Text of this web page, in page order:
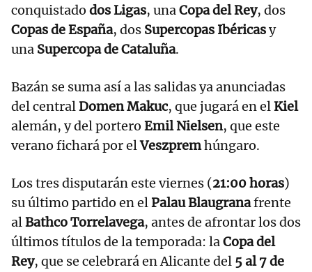
conquistado dos Ligas, unaCopa del Rey, dos
Copas de España, dos Supercopas Ibéricasy
una Supercopa de Cataluña.
Bazán se suma así a las salidas ya anunciadas
del centralDomen Makuc, que jugará en elKiel
alemán, y del portero Emil Nielsen, que este
verano fichará por elVeszpremhúngaro.
Los tres disputarán este viernes (21:00 horas)
su último partido en elPalau Blaugranafrente
alBathco Torrelavega, antes de afrontar los dos
últimos títulos de la temporada: laCopa del
Rey, que se celebrará en Alicante del 5 al 7 de